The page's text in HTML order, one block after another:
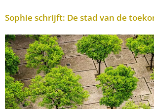
Sophie schrijft: De stad van de